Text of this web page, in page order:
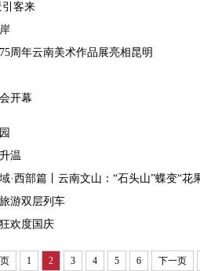
客来
周年云南美术作品展亮相昆明
开幕
温
·西部篇丨云南文山：“石头山”蝶变“花
游双层列车
欢度国庆
1 2 3 4 5 6 下一页